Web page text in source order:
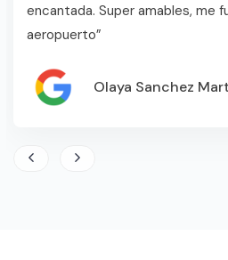
encantada. Super amables, me
aeropuerto”
Olaya Sanchez